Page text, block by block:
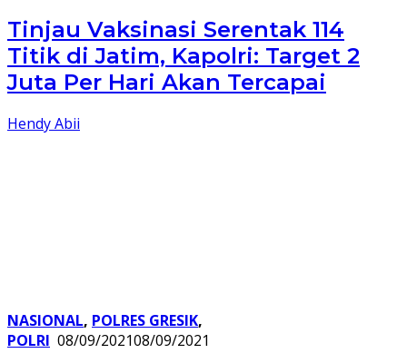
Tinjau Vaksinasi Serentak 114
Titik di Jatim, Kapolri: Target 2
Juta Per Hari Akan Tercapai
Hendy Abii
NASIONAL, POLRES GRESIK,
POLRI 08/09/202108/09/2021